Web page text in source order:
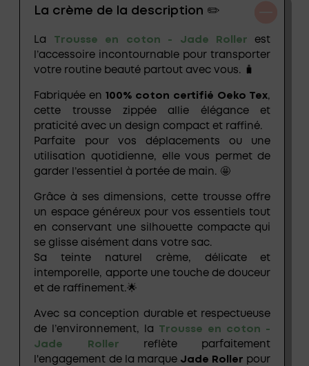
La crème de la description ✏️
La Trousse en coton - Jade Roller est
l’accessoire incontournable pour transporter
votre routine beauté partout avec vous. 🧳
Fabriquée en 100% coton certifié Oeko Tex,
cette trousse zippée allie élégance et
praticité avec un design compact et raffiné.
Parfaite pour vos déplacements ou une
utilisation quotidienne, elle vous permet de
garder l’essentiel à portée de main. 🤩
Grâce à ses dimensions, cette trousse offre
un espace généreux pour vos essentiels tout
en conservant une silhouette compacte qui
se glisse aisément dans votre sac.
Sa teinte naturel crème, délicate et
intemporelle, apporte une touche de douceur
et de raffinement.🌟
Avec sa conception durable et respectueuse
de l’environnement, la Trousse en coton -
Jade Roller reflète parfaitement
l'engagement de la marque Jade Roller pour